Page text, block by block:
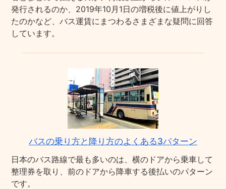
発行されるのか、2019年10月1日の増税後に値上がりし
たのかなど、バス運賃にまつわるさまざまな疑問に回答
しています。
バスの乗り方と降り方のよくある3パターン
日本のバス路線で最も多いのは、横のドアから乗車して
整理券を取り、前のドアから降車する後払いのパターン
です。